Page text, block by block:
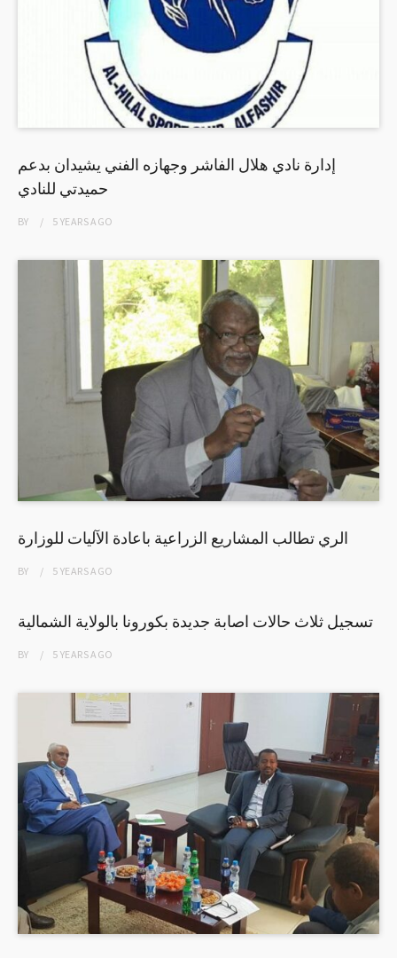
إدارة نادي هلال الفاشر وجهازه الفني يشيدان بدعم
حميدتي للنادي
BY 5 YEARSAGO
الري تطالب المشاريع الزراعية باعادة الآليات للوزارة
BY 5 YEARSAGO
تسجيل ثلاث حالات اصابة جديدة بكورونا بالولاية الشمالية
BY 5 YEARSAGO